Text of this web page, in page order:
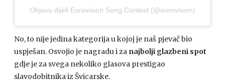
Objavu dijeli Eurovision Song Contest (@eurovision)
No, to nije jedina kategorija u kojoj je naš pjevač bio
uspješan. Osvojio je nagradu i za najbolji glazbeni spot
gdje je za svega nekoliko glasova prestigao
slavodobitnika iz Švicarske.